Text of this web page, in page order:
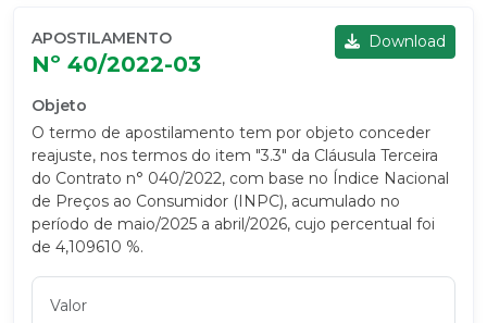
APOSTILAMENTO
Nº 40/2022-03
Download
Objeto
O termo de apostilamento tem por objeto conceder
reajuste, nos termos do item "3.3" da Cláusula Terceira
do Contrato n° 040/2022, com base no Índice Nacional
de Preços ao Consumidor (INPC), acumulado no
período de maio/2025 a abril/2026, cujo percentual foi
de 4,109610 %.
Valor